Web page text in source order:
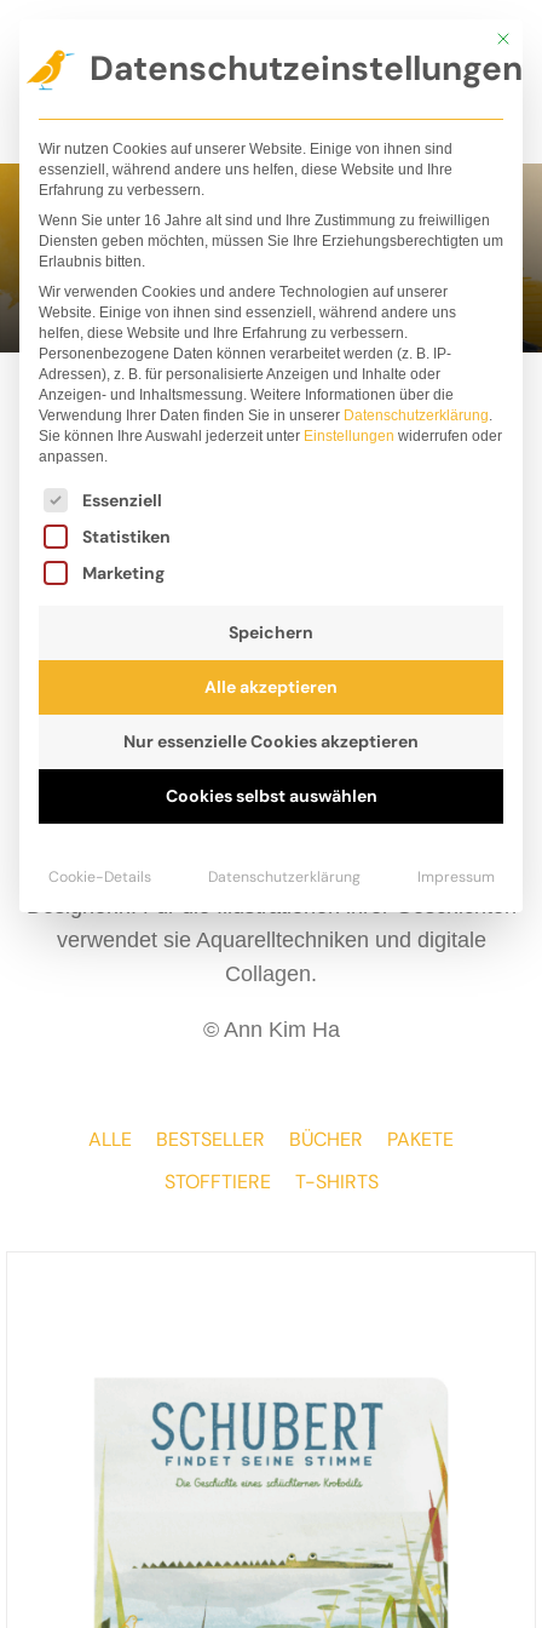
Inhalt
springen
Ann Kim Ha
Ann Kim Ha lebt mit ihrer Familie in New Jersey und
der Harvard Graduate School als Grafikerin und
Designerin. Für die Illustrationen ihrer Geschichten
verwendet sie Aquarelltechniken und digitale
Collagen.
© Ann Kim Ha
ALLE BESTSELLER BÜCHER
PAKETE
STOFFTIERE
T-SHIRTS
Mit
Datenschutzeinstellungen
Wir nutzen Cookies auf unserer Website. Einige von ihnen sind
essenziell, während andere uns helfen, diese Website und Ihre
Erfahrung zu verbessern.
Wenn Sie unter 16 Jahre alt sind und Ihre Zustimmung zu freiwilligen
Diensten geben möchten, müssen Sie Ihre Erziehungsberechtigten um
Erlaubnis bitten.
Wir verwenden Cookies und andere Technologien auf unserer
Website. Einige von ihnen sind essenziell, während andere uns
helfen, diese Website und Ihre Erfahrung zu verbessern.
Personenbezogene Daten können verarbeitet werden (z. B. IP-
Adressen), z. B. für personalisierte Anzeigen und Inhalte oder
Anzeigen- und Inhaltsmessung. Weitere Informationen über die
Verwendung Ihrer Daten finden Sie in unserer Datenschutzerklärung.
Sie können Ihre Auswahl jederzeit unter Einstellungen widerrufen oder
anpassen.
Es folgt eine Liste der Service-Gruppen, für die
Essenziell
Statistiken
Marketing
Speichern
Alle akzeptieren
Nur essenzielle Cookies akzeptieren
Cookies selbst auswählen
Cookie-Details Datenschutzerklärung Impressum